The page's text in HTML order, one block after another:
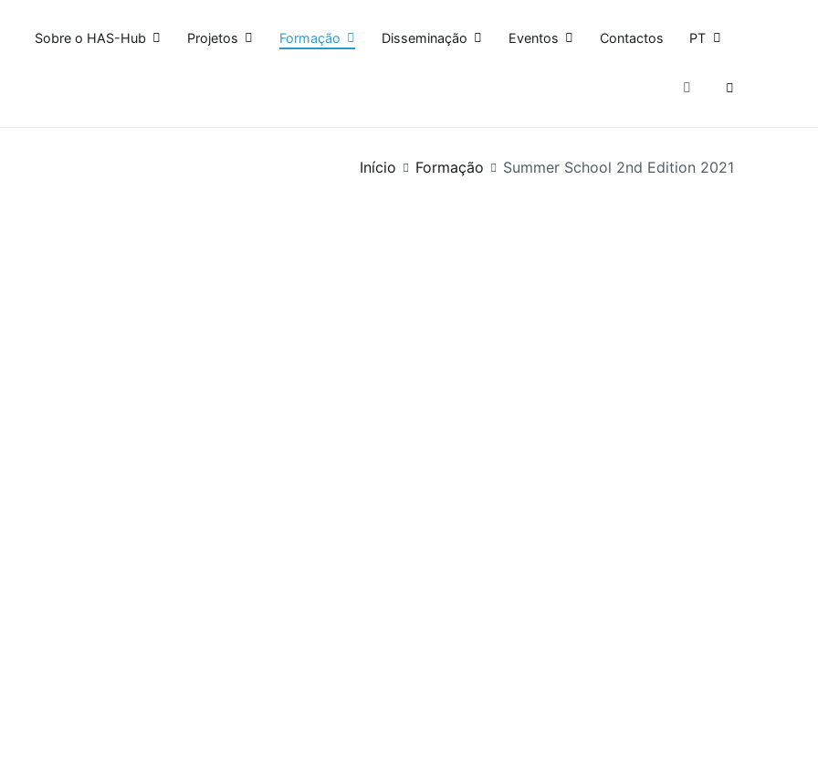
Sobre o HAS-Hub Projetos Formação Disseminação Eventos Contactos PT
Início Formação Summer School 2nd Edition 2021